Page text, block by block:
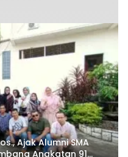
Ajak Alumni SMA
Angkatan 91